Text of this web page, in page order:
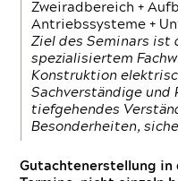
Zweiradbereich +
Antriebssysteme +
Ziel des Seminars ist
spezialisiertem
Konstruktion
Sachverständige und
tiefgehendes
Besonderheiten,
Gutachtenerstellung in